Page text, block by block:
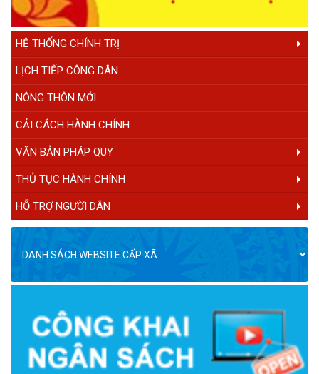
HỆ THỐNG CHÍNH TRỊ
LỊCH TIẾP CÔNG DÂN
NÔNG THÔN MỚI
CẢI CÁCH HÀNH CHÍNH
VĂN BẢN PHÁP QUY
THỦ TỤC HÀNH CHÍNH
HỖ TRỢ NGƯỜI DÂN